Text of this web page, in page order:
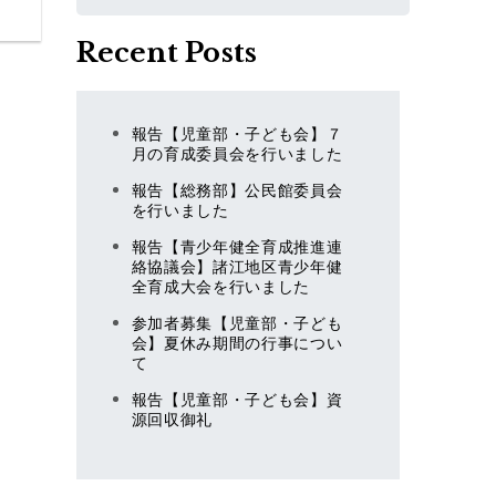
Recent Posts
報告【児童部・子ども会】７
月の育成委員会を行いました
報告【総務部】公民館委員会
を行いました
報告【青少年健全育成推進連
絡協議会】諸江地区青少年健
全育成大会を行いました
参加者募集【児童部・子ども
会】夏休み期間の行事につい
て
報告【児童部・子ども会】資
源回収御礼